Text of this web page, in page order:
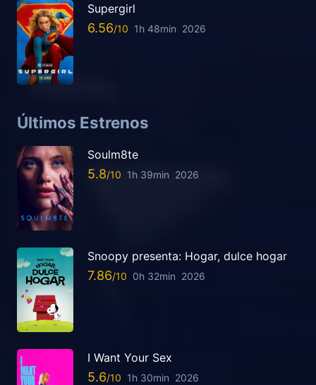
Supergirl
6.56 1h 48min 2026
Últimos Estrenos
Soulm8te
5.8 1h 39min 2026
Snoopy presenta: Hogar, dulce hogar
7.86 0h 32min 2026
I Want Your Sex
5.6 1h 30min 2026